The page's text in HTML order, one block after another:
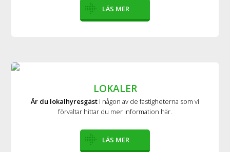
LÄS MER
LOKALER
Är du lokalhyresgäst i någon av de fastigheterna som vi
förvaltar hittar du mer information här.
LÄS MER